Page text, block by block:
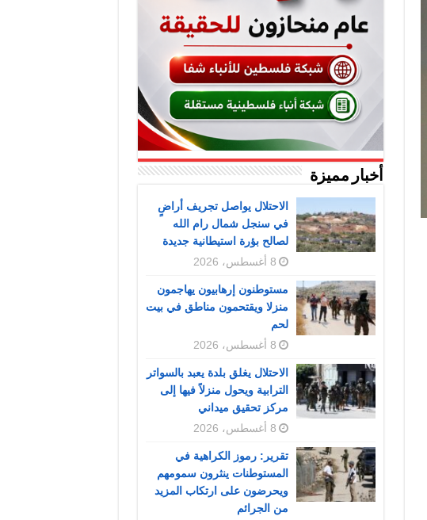
أخبار مميزة
الاحتلال يواصل تجريف أراضٍ
في سنجل شمال رام الله
لصالح بؤرة استيطانية جديدة
8 أغسطس، 2026
مستوطنون إرهابيون يهاجمون
منزلا ويقتحمون مناطق في بيت
لحم
8 أغسطس، 2026
الاحتلال يغلق بلدة يعبد بالسواتر
الترابية ويحول منزلاً فيها إلى
مركز تحقيق ميداني
8 أغسطس، 2026
تقرير: رموز الكراهية في
المستوطنات ينثرون سمومهم
ويحرضون على ارتكاب المزيد
من الجرائم